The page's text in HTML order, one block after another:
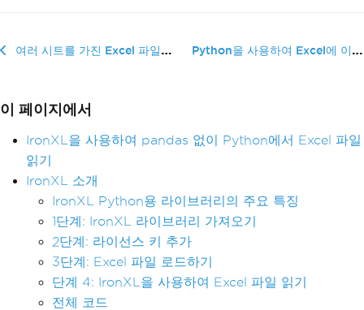
여러 시트를 가진 Excel 파일을 Python에서 읽는 방법 Python을 사용하여 Excel에 이...
이 페이지에서
IronXL을 사용하여 pandas 없이 Python에서 Excel 파일
읽기
IronXL 소개
IronXL Python용 라이브러리의 주요 특징
1단계: IronXL 라이브러리 가져오기
2단계: 라이선스 키 추가
3단계: Excel 파일 로드하기
단계 4: IronXL을 사용하여 Excel 파일 읽기
전체 코드